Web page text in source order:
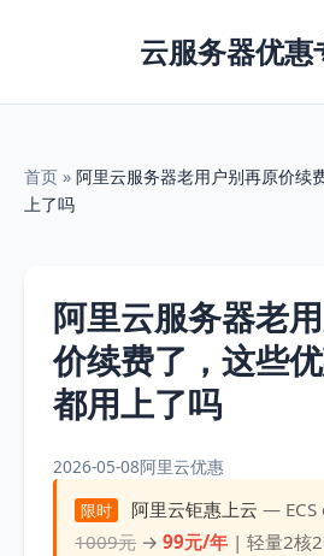
云服务器优惠
首页 » 阿里云服务器老用户别再原价续
上了吗
阿里云服务器老
价续费了，这些
都用上了吗
2026-05-08阿里云优惠
限时 阿里云钜惠上云 — ECS
1009元 →99元/年 | 轻量2核